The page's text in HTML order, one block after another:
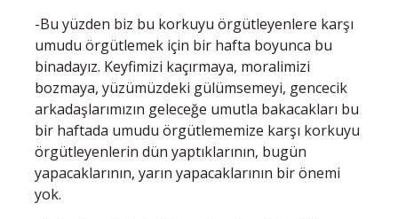
-Bu yüzden biz bu korkuyu örgütleyenlere karşı
umudu örgütlemek için bir hafta boyunca bu
binadayız. Keyfimizi kaçırmaya, moralimizi
bozmaya, yüzümüzdeki gülümsemeyi, gencecik
arkadaşlarımızın geleceğe umutla bakacakları bu
bir haftada umudu örgütlememize karşı korkuyu
örgütleyenlerin dün yaptıklarının, bugün
yapacaklarının, yarın yapacaklarının bir önemi
yok.